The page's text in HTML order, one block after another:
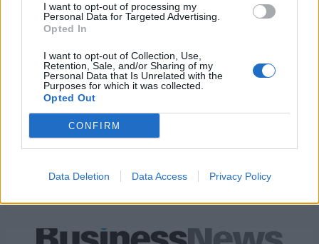
I want to opt-out of processing my
Personal Data for Targeted Advertising.
Opted In
I want to opt-out of Collection, Use,
Retention, Sale, and/or Sharing of my
Personal Data that Is Unrelated with the
Purposes for which it was collected.
Opted Out
CONFIRM
Data Deletion Data Access Privacy Policy
των 2 GW σε Πολωνία και
Ουγγαρία
Fourlis: Συμφωνία για την πώληση συμμετοχής στο Sofia South Ring
Mall έναντι 49,35 εκατ. ευρώ
Εβδομαδιαία άνοδος 1,76%,
του έτους
Γιάννης Αλαφούζος επιστρέφει
στη θέση του CEO